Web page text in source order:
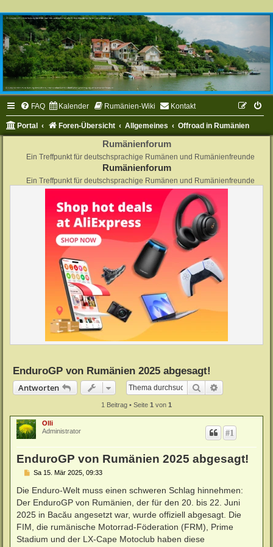
FAQ Kalender Rumänien-Wiki Kontakt
Portal Foren-Übersicht Allgemeines Offroad in Rumänien
Rumänienforum
Ein Treffpunkt für deutschsprachige Rumänen und Rumänienfreunde
Rumänienforum
Ein Treffpunkt für deutschsprachige Rumänen und Rumänienfreunde
EnduroGP von Rumänien 2025 abgesagt!
Antworten
Suche
1 Beitrag • Seite 1 von 1
Olli
Administrator
EnduroGP von Rumänien 2025 abgesagt!
#1
B
t
a
g
Sa 15. Mär 2025, 09:33
Die Enduro-Welt muss einen schweren Schlag hinnehmen:
Der EnduroGP von Rumänien, der für den 20. bis 22. Juni
2025 in Bacău angesetzt war, wurde offiziell abgesagt. Die
FIM, die rumänische Motorrad-Föderation (FRM), Prime
Stadium und der LX-Cape Motoclub haben diese